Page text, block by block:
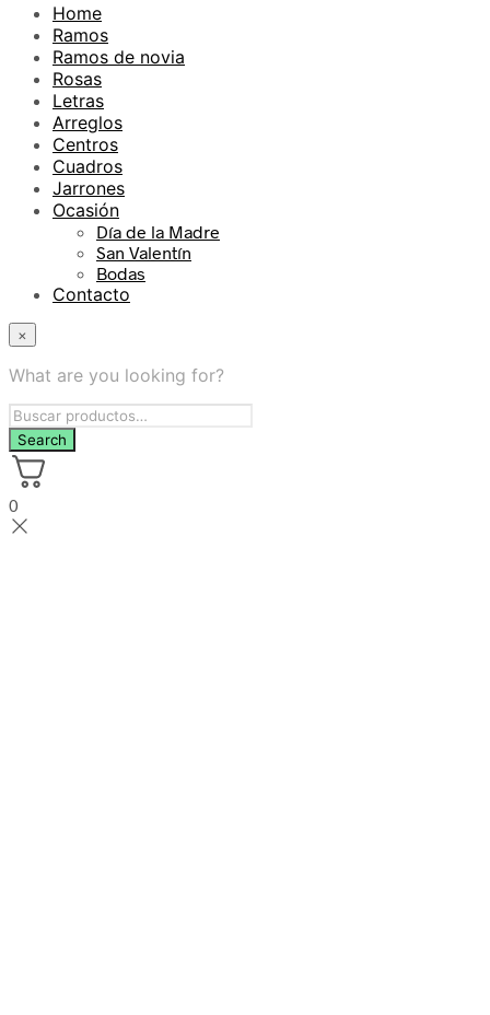
Home
Ramos
Ramos de novia
Rosas
Letras
Arreglos
Centros
Cuadros
Jarrones
Ocasión
Día de la Madre
San Valentín
Bodas
Contacto
×
What are you looking for?
0